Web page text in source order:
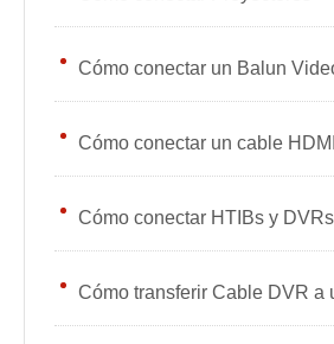
Cómo conectar un Balun
Cómo conectar un cable
Cómo conectar HTIBs y DVRs
Cómo transferir Cable DVR a